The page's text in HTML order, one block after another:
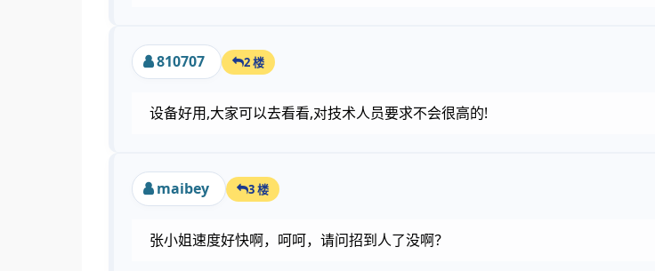
810707 2 楼
设备好用,大家可以去看看,对技术人员要求不会很高的!
maibey 3 楼
张小姐速度好快啊，呵呵，请问招到人了没啊？